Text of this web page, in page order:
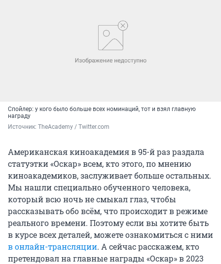
Спойлер: у кого было больше всех номинаций, тот и взял главную
награду
Источник: TheAcademy / Twitter.com
Американская киноакадемия в 95-й раз раздала
статуэтки «Оскар» всем, кто этого, по мнению
киноакадемиков, заслуживает больше остальных.
Мы нашли специально обученного человека,
который всю ночь не смыкал глаз, чтобы
рассказывать обо всём, что происходит в режиме
реального времени. Поэтому если вы хотите быть
в курсе всех деталей, можете ознакомиться с ними
в онлайн-трансляции. А сейчас расскажем, кто
претендовал на главные награды «Оскар» в 2023